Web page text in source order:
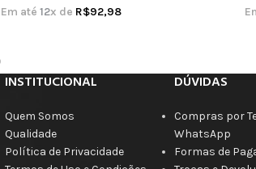
Em até 12x de R$92,98
INSTITUCIONAL
Quem Somos
Qualidade
Política de Privacidade
DÚVIDAS
Compras por
WhatsApp
Formas de